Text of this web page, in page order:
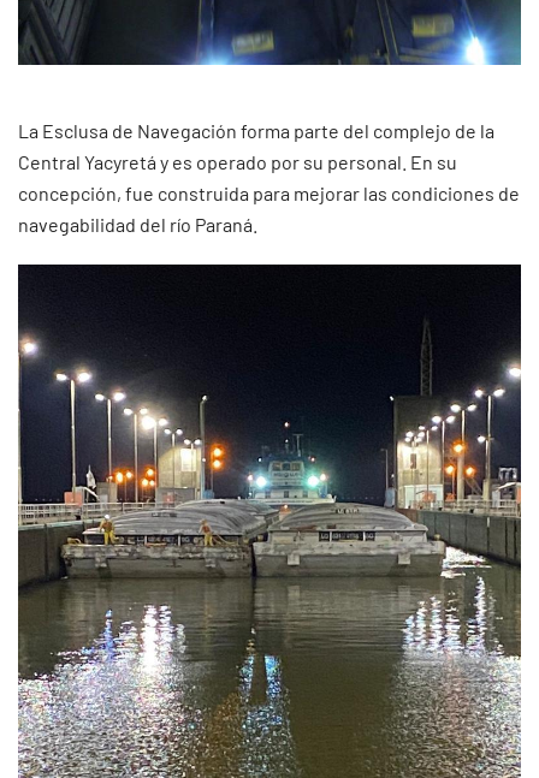
La Esclusa de Navegación forma parte del complejo de la
Central Yacyretá y es operado por su personal. En su
concepción, fue construida para mejorar las condiciones de
navegabilidad del río Paraná.